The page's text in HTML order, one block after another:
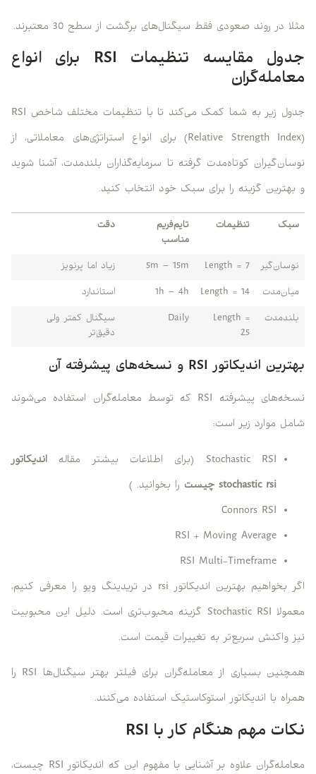
مثلا در روند صعودی فقط سیگنال‌های برگشت از سطح 30 معتبرند.
جدول مقایسه تنظیمات RSI برای انواع
معامله‌گران
جدول زیر به شما کمک می‌کند تا با تنظیمات مختلف شاخص RSI
(Relative Strength Index) برای انواع استراتژی‌های معاملاتی، از
نوسان‌گیران کوتاه‌مدت گرفته تا سرمایه‌گذاران بلندمدت، آشنا شوید
و بهترین گزینه را برای سبک خود انتخاب کنید.
سبک تنظیمات
تایم‌فریم
مناسب
دقت
نوسان‌گیر Length = 7
5m – 15m زیاد اما پرنویز
میان‌مدت Length = 14
1h – 4h استاندارد
بلندمدت
Length =
25
Daily
سیگنال کمتر ولی
دقیق‌تر
بهترین اندیکاتور RSI و نسخه‌های پیشرفته آن
نسخه‌های پیشرفته RSI که توسط معامله‌گران استفاده می‌شوند
شامل موارد زیر است:
Stochastic RSI (برای اطلاعات بیشتر مقاله
اندیکاتور
stochastic rsi چیست را بخوانید. )
Connors RSI
RSI + Moving Average
RSI Multi-Timeframe
اگر بخواهیم بهترین اندیکاتور rsi در تریدینگ ویو را معرفی کنیم،
معمولا Stochastic RSI گزینه محبوب‌تری است. دلیل این محبوبیت
نیز واکنش سریع‌تر به تغییرات قیمت است.
همچنین بسیاری از معامله‌گران برای فیلتر بهتر سیگنال‌ها RSI را
همراه با اندیکاتور استوکاستیک استفاده می‌کنند.
نکات مهم هنگام کار با RSI
معامله‌گران علاوه بر آشنایی با مفهوم این که اندیکاتور RSI چیست،